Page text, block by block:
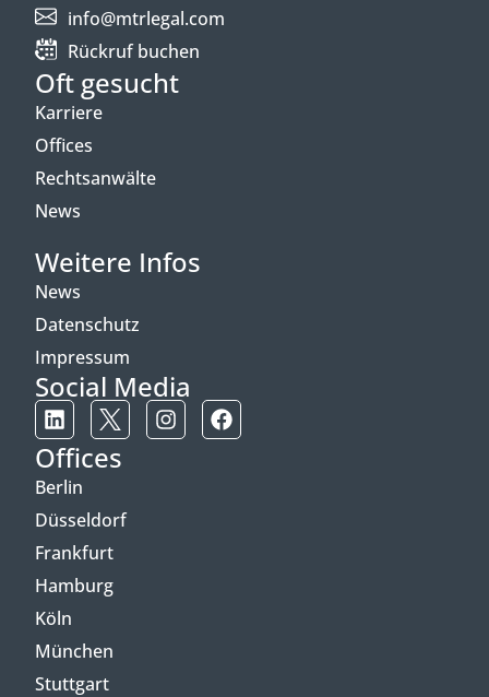
info@mtrlegal.com
Rückruf buchen
Oft gesucht
Karriere
Offices
Rechtsanwälte
News
Weitere Infos
News
Datenschutz
Impressum
Social Media
Offices
Berlin
Düsseldorf
Frankfurt
Hamburg
Köln
München
Stuttgart